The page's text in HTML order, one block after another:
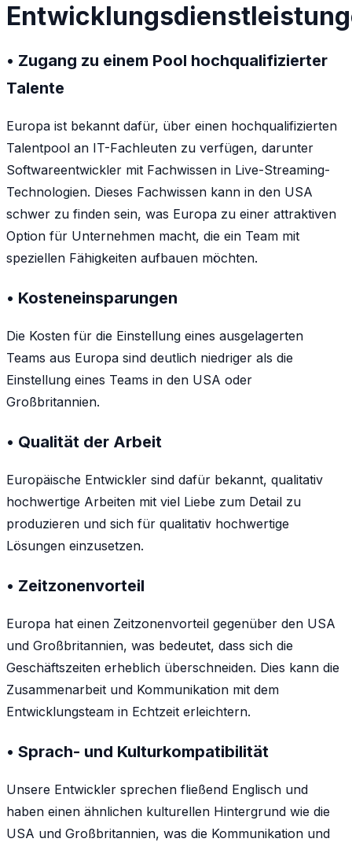
• Zugang zu einem Pool hochqualifizierter
Talente
Europa ist bekannt dafür, über einen hochqualifizierten
Talentpool an IT-Fachleuten zu verfügen, darunter
Softwareentwickler mit Fachwissen in Live-Streaming-
Technologien. Dieses Fachwissen kann in den USA
schwer zu finden sein, was Europa zu einer attraktiven
Option für Unternehmen macht, die ein Team mit
speziellen Fähigkeiten aufbauen möchten.
• Kosteneinsparungen
Die Kosten für die Einstellung eines ausgelagerten
Teams aus Europa sind deutlich niedriger als die
Einstellung eines Teams in den USA oder
Großbritannien.
• Qualität der Arbeit
Europäische Entwickler sind dafür bekannt, qualitativ
hochwertige Arbeiten mit viel Liebe zum Detail zu
produzieren und sich für qualitativ hochwertige
Lösungen einzusetzen.
• Zeitzonenvorteil
Europa hat einen Zeitzonenvorteil gegenüber den USA
und Großbritannien, was bedeutet, dass sich die
Geschäftszeiten erheblich überschneiden. Dies kann die
Zusammenarbeit und Kommunikation mit dem
Entwicklungsteam in Echtzeit erleichtern.
• Sprach- und Kulturkompatibilität
Unsere Entwickler sprechen fließend Englisch und
haben einen ähnlichen kulturellen Hintergrund wie die
USA und Großbritannien, was die Kommunikation und